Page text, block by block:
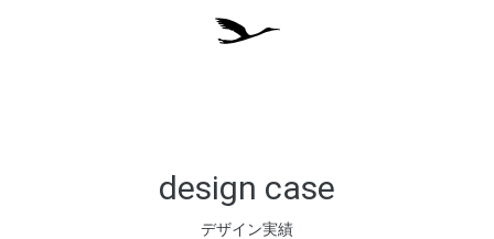
design case
デザイン実績